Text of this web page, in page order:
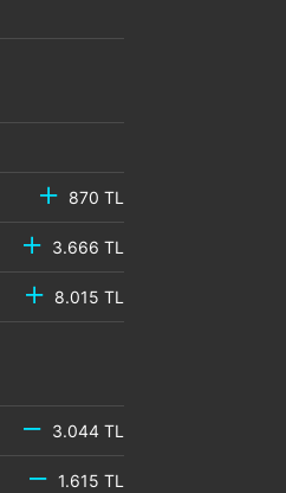
870 TL
3.666 TL
8.015 TL
3.044 TL
1.615 TL